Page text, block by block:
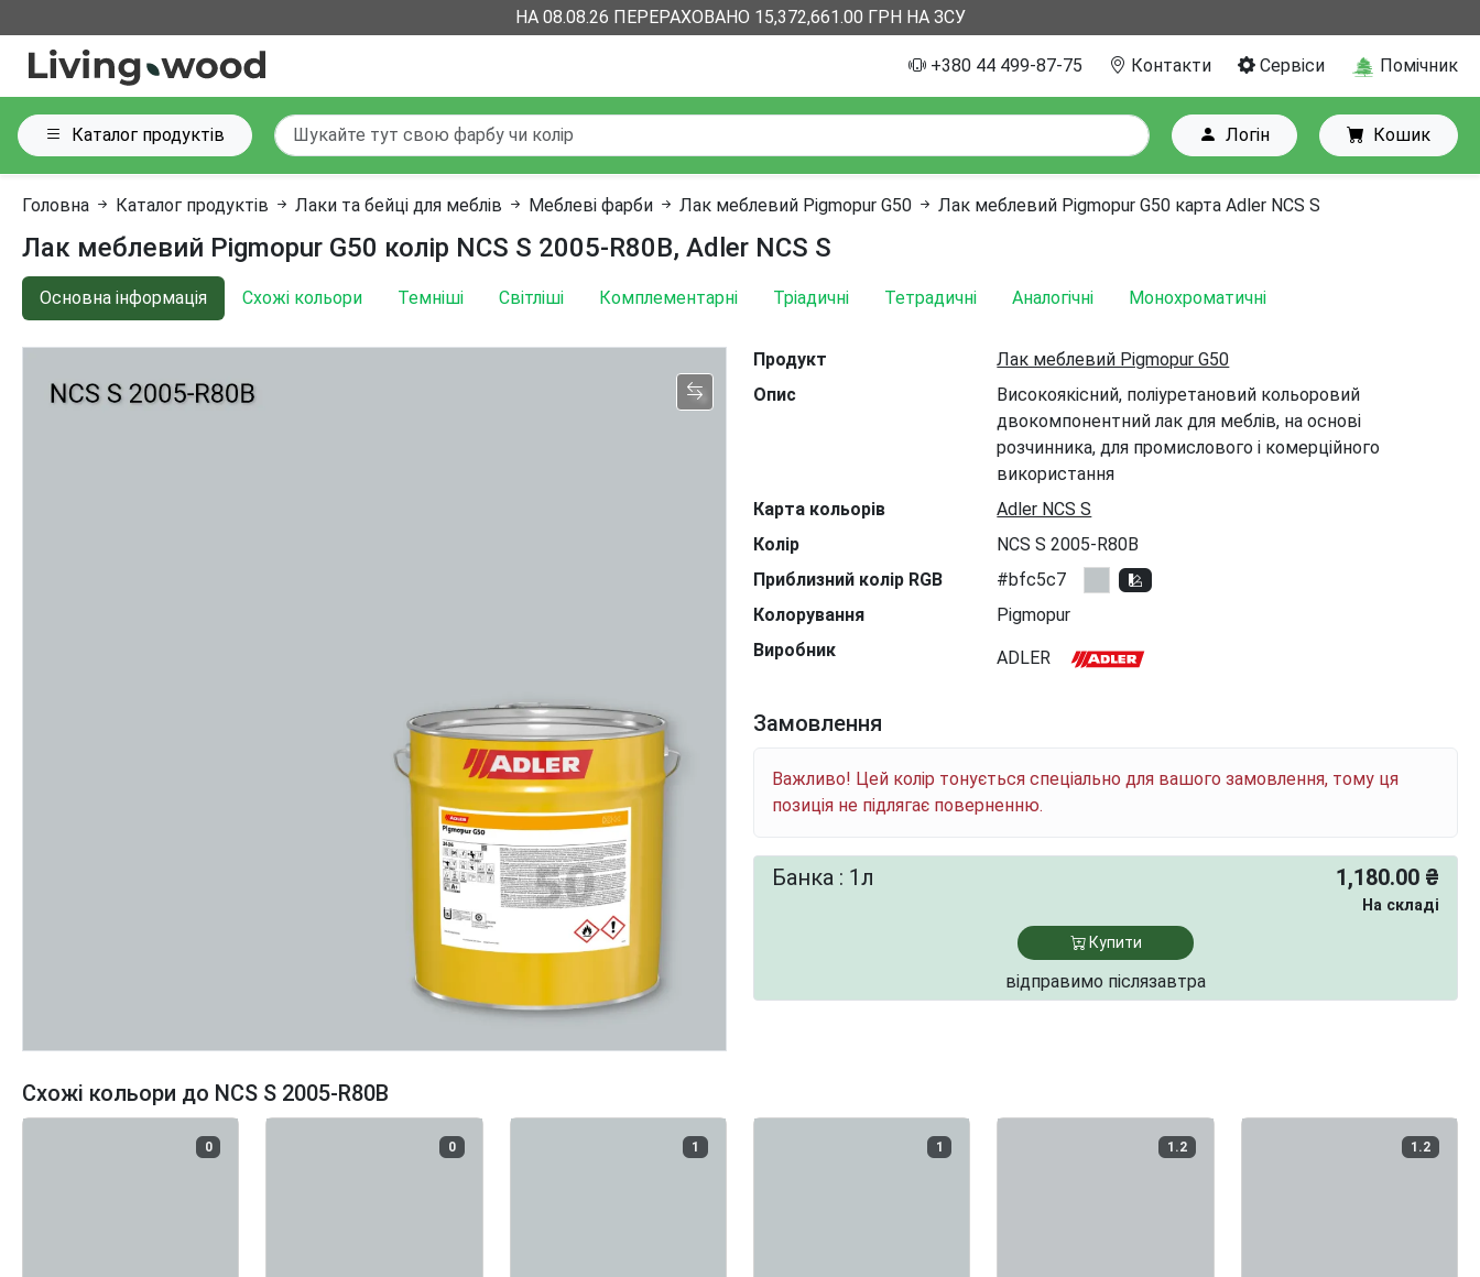
НА 08.08.26 ПЕРЕРАХОВАНО 15,372,661.00 ГРН НА ЗСУ
+380 44 499-87-75 Контакти Сервіси Помічник
Каталог продуктів Логін Кошик
Головна Каталог продуктів Лаки та бейці для меблів Меблеві фарби Лак меблевий Pigmopur G50 Лак меблевий Pigmopur G50 карта Adler NCS S
Лак меблевий Pigmopur G50 колір NCS S 2005-R80B, Adler NCS S
Основна інформація Схожі кольори Темніші Світліші Комплементарні Тріадичні Тетрадичні Аналогічні Монохроматичні
Продукт
Лак меблевий Pigmopur G50
Опис
Високоякісний, поліуретановий кольоровий
двокомпонентний лак для меблів, на основі
розчинника, для промислового і комерційного
використання
Карта кольорів
Adler NCS S
Колір
NCS S 2005-R80B
Приблизний колір RGB
#bfc5c7
Колорування
Pigmopur
Виробник
ADLER
Замовлення
Важливо! Цей колір тонується спеціально для вашого замовлення, тому ця
позиція не підлягає поверненню.
Банка : 1л 1,180.00 ₴
На складі
Купити
відправимо післязавтра
Схожі кольори до NCS S 2005-R80B
0 0 1 1 1.2 1.2